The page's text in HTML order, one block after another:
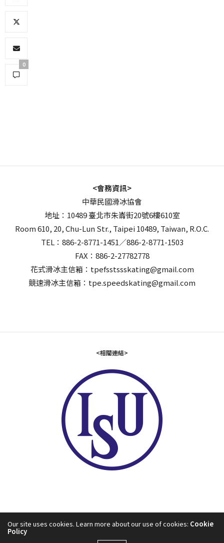
0
<會務資訊>
中華民國滑冰協會
地址：10489 臺北市朱崙街20號6樓610室
Room 610, 20, Chu-Lun Str., Taipei 10489, Taiwan, R.O.C.
TEL：886-2-8771-1451／886-2-8771-1503
FAX：886-2-27782778
花式滑冰主信箱：tpefsstssskating@gmail.com
競速滑冰主信箱：tpe.speedskating@gmail.com
<相關連結>
Our site uses cookies. Learn more about our use of cookies: Cookie
Policy